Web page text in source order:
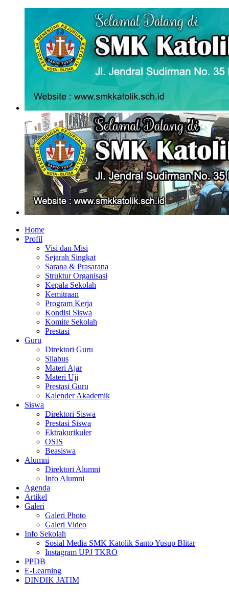
Home
Profil
Visi dan Misi
Sejarah Singkat
Sarana & Prasarana
Struktur Organisasi
Kepala Sekolah
Kemitraan
Program Kerja
Kondisi Siswa
Komite Sekolah
Prestasi
Guru
Direktori Guru
Silabus
Materi Ajar
Materi Uji
Prestasi Guru
Kalender Akademik
Siswa
Direktori Siswa
Prestasi Siswa
Ektrakurikuler
OSIS
Beasiswa
Alumni
Direktori Alumni
Info Alumni
Agenda
Artikel
Galeri
Galeri Photo
Galeri Video
Info Sekolah
Sosial Media SMK Katolik Santo Yusup Blitar
Instagram UPJ TKRO
PPDB
E-Learning
DINDIK JATIM